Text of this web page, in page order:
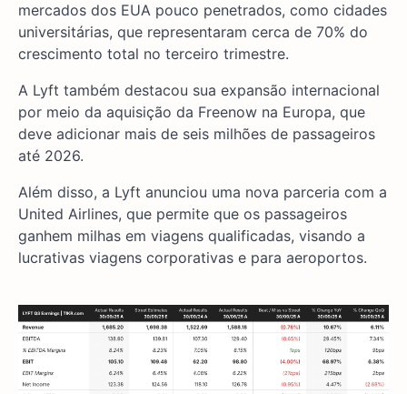
mercados dos EUA pouco penetrados, como cidades
universitárias, que representaram cerca de 70% do
crescimento total no terceiro trimestre.
A Lyft também destacou sua expansão internacional
por meio da aquisição da Freenow na Europa, que
deve adicionar mais de seis milhões de passageiros
até 2026.
Além disso, a Lyft anunciou uma nova parceria com a
United Airlines, que permite que os passageiros
ganhem milhas em viagens qualificadas, visando a
lucrativas viagens corporativas e para aeroportos.